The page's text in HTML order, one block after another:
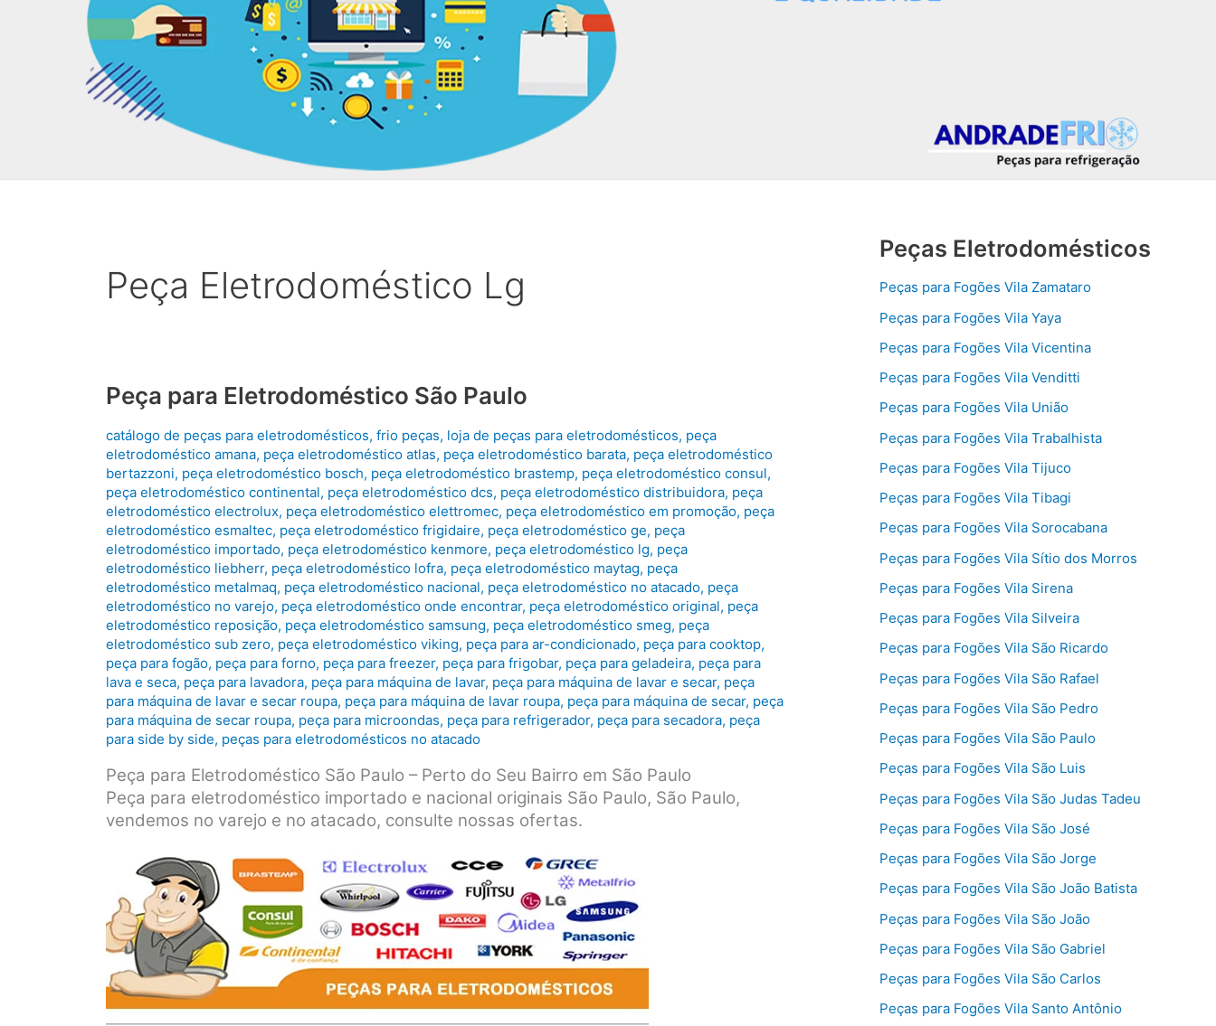
Peça Eletrodoméstico Lg
Peça para Eletrodoméstico São Paulo
catálogo de peças para eletrodomésticos, frio peças, loja de peças para eletrodomésticos, peça
eletrodoméstico amana, peça eletrodoméstico atlas, peça eletrodoméstico barata, peça eletrodoméstico
bertazzoni, peça eletrodoméstico bosch, peça eletrodoméstico brastemp, peça eletrodoméstico consul,
peça eletrodoméstico continental, peça eletrodoméstico dcs, peça eletrodoméstico distribuidora, peça
eletrodoméstico electrolux, peça eletrodoméstico elettromec, peça eletrodoméstico em promoção, peça
eletrodoméstico esmaltec, peça eletrodoméstico frigidaire, peça eletrodoméstico ge, peça
eletrodoméstico importado, peça eletrodoméstico kenmore, peça eletrodoméstico lg, peça
eletrodoméstico liebherr, peça eletrodoméstico lofra, peça eletrodoméstico maytag, peça
eletrodoméstico metalmaq, peça eletrodoméstico nacional, peça eletrodoméstico no atacado, peça
eletrodoméstico no varejo, peça eletrodoméstico onde encontrar, peça eletrodoméstico original, peça
eletrodoméstico reposição, peça eletrodoméstico samsung, peça eletrodoméstico smeg, peça
eletrodoméstico sub zero, peça eletrodoméstico viking, peça para ar-condicionado, peça para cooktop,
peça para fogão, peça para forno, peça para freezer, peça para frigobar, peça para geladeira, peça para
lava e seca, peça para lavadora, peça para máquina de lavar, peça para máquina de lavar e secar, peça
para máquina de lavar e secar roupa, peça para máquina de lavar roupa, peça para máquina de secar, peça
para máquina de secar roupa, peça para microondas, peça para refrigerador, peça para secadora, peça
para side by side, peças para eletrodomésticos no atacado
Peça para Eletrodoméstico São Paulo – Perto do Seu Bairro em São Paulo
Peça para eletrodoméstico importado e nacional originais São Paulo, São Paulo,
vendemos no varejo e no atacado, consulte nossas ofertas.
Peças Eletrodomésticos
Peças para Fogões Vila Zamataro
Peças para Fogões Vila Yaya
Peças para Fogões Vila Vicentina
Peças para Fogões Vila Venditti
Peças para Fogões Vila União
Peças para Fogões Vila Trabalhista
Peças para Fogões Vila Tijuco
Peças para Fogões Vila Tibagi
Peças para Fogões Vila Sorocabana
Peças para Fogões Vila Sítio dos Morros
Peças para Fogões Vila Sirena
Peças para Fogões Vila Silveira
Peças para Fogões Vila São Ricardo
Peças para Fogões Vila São Rafael
Peças para Fogões Vila São Pedro
Peças para Fogões Vila São Paulo
Peças para Fogões Vila São Luis
Peças para Fogões Vila São Judas Tadeu
Peças para Fogões Vila São José
Peças para Fogões Vila São Jorge
Peças para Fogões Vila São João Batista
Peças para Fogões Vila São João
Peças para Fogões Vila São Gabriel
Peças para Fogões Vila São Carlos
Peças para Fogões Vila Santo Antônio